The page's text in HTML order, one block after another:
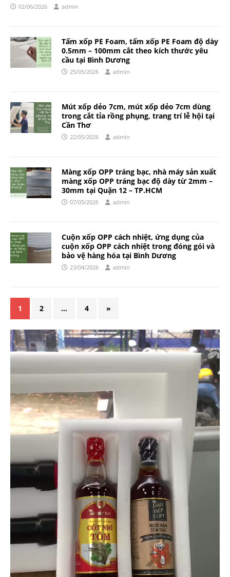
02/06/2026 admin
Tấm xốp PE Foam, tấm xốp PE Foam độ dày
0.5mm – 100mm cắt theo kích thước yêu
cầu tại Bình Dương
25/05/2026 admin
Mút xốp dẻo 7cm, mút xốp dẻo 7cm dùng
trong cắt tỉa rồng phụng, trang trí lễ hội tại
Cần Thơ
22/05/2026 admin
Màng xốp OPP tráng bạc, nhà máy sản xuất
màng xốp OPP tráng bạc độ dày từ 2mm –
30mm tại Quận 12 – TP.HCM
07/05/2026 admin
Cuộn xốp OPP cách nhiệt, ứng dụng của
cuộn xốp OPP cách nhiệt trong đóng gói và
bảo vệ hàng hóa tại Bình Dương
23/04/2026 admin
1 2 … 4 »